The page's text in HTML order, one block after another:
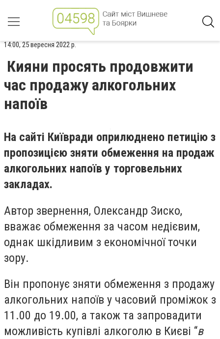
14:00, 25 вересня 2022 р.
Кияни просять продовжити
час продажу алкогольних
напоїв
На сайті Київради оприлюднено петицію з
пропозицією зняти обмеження на продаж
алкогольних напоїв у торговельних
закладах.
Автор звернення, Олександр Зиско,
вважає обмеження за часом недієвим,
однак шкідливим з економічної точки
зору.
Він пропонує зняти обмеження з продажу
алкогольних напоїв у часовий проміжок з
11.00 до 19.00, а також та запровадити
можливість купівлі алкоголю в Києві “в